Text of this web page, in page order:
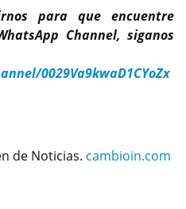
para que encuentre
Channel, siganos
0029Va9kwaD1CYoZx
de Noticias. cambioin.com